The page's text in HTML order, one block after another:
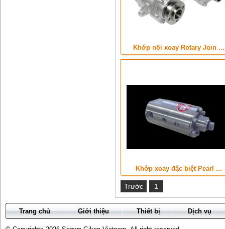
Khớp nối xoay Rotary Join ...
Khớp xoay đặc biệt Pearl ...
Trước 1
Trang chủ Giới thiệu Thiết bị Dịch vụ